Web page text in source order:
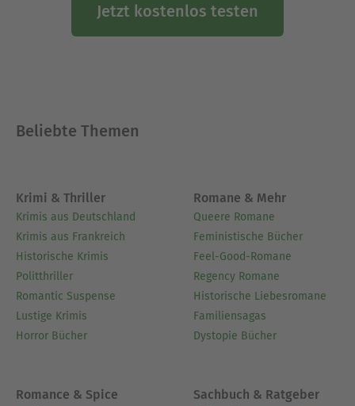
Jetzt kostenlos testen
Beliebte Themen
Krimi & Thriller
Krimis aus Deutschland
Krimis aus Frankreich
Historische Krimis
Politthriller
Romantic Suspense
Lustige Krimis
Horror Bücher
Romane & Mehr
Queere Romane
Feministische Bücher
Feel-Good-Romane
Regency Romane
Historische Liebesromane
Familiensagas
Dystopie Bücher
Romance & Spice Sachbuch & Ratgeber